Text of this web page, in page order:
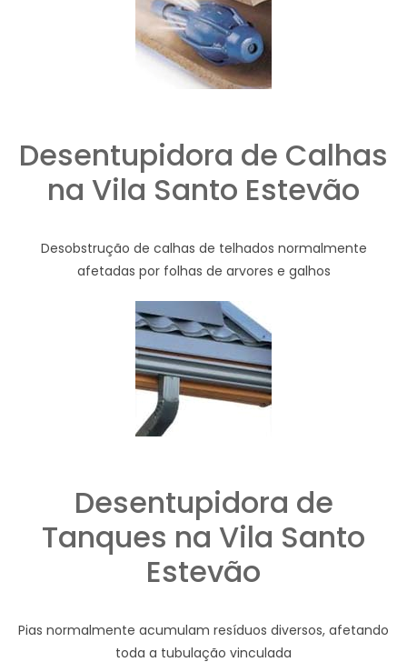
Desentupidora de Calhas
na Vila Santo Estevão
Desobstrução de calhas de telhados normalmente
afetadas por folhas de arvores e galhos
Desentupidora de
Tanques na Vila Santo
Estevão
Pias normalmente acumulam resíduos diversos, afetando
toda a tubulação vinculada